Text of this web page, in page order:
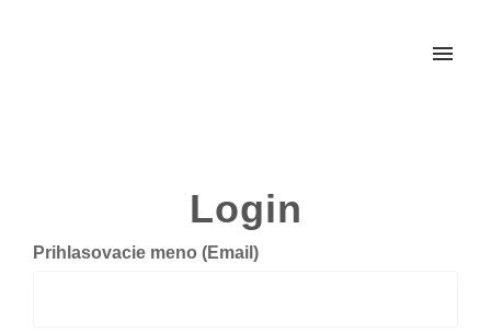
Login
Prihlasovacie meno (Email)